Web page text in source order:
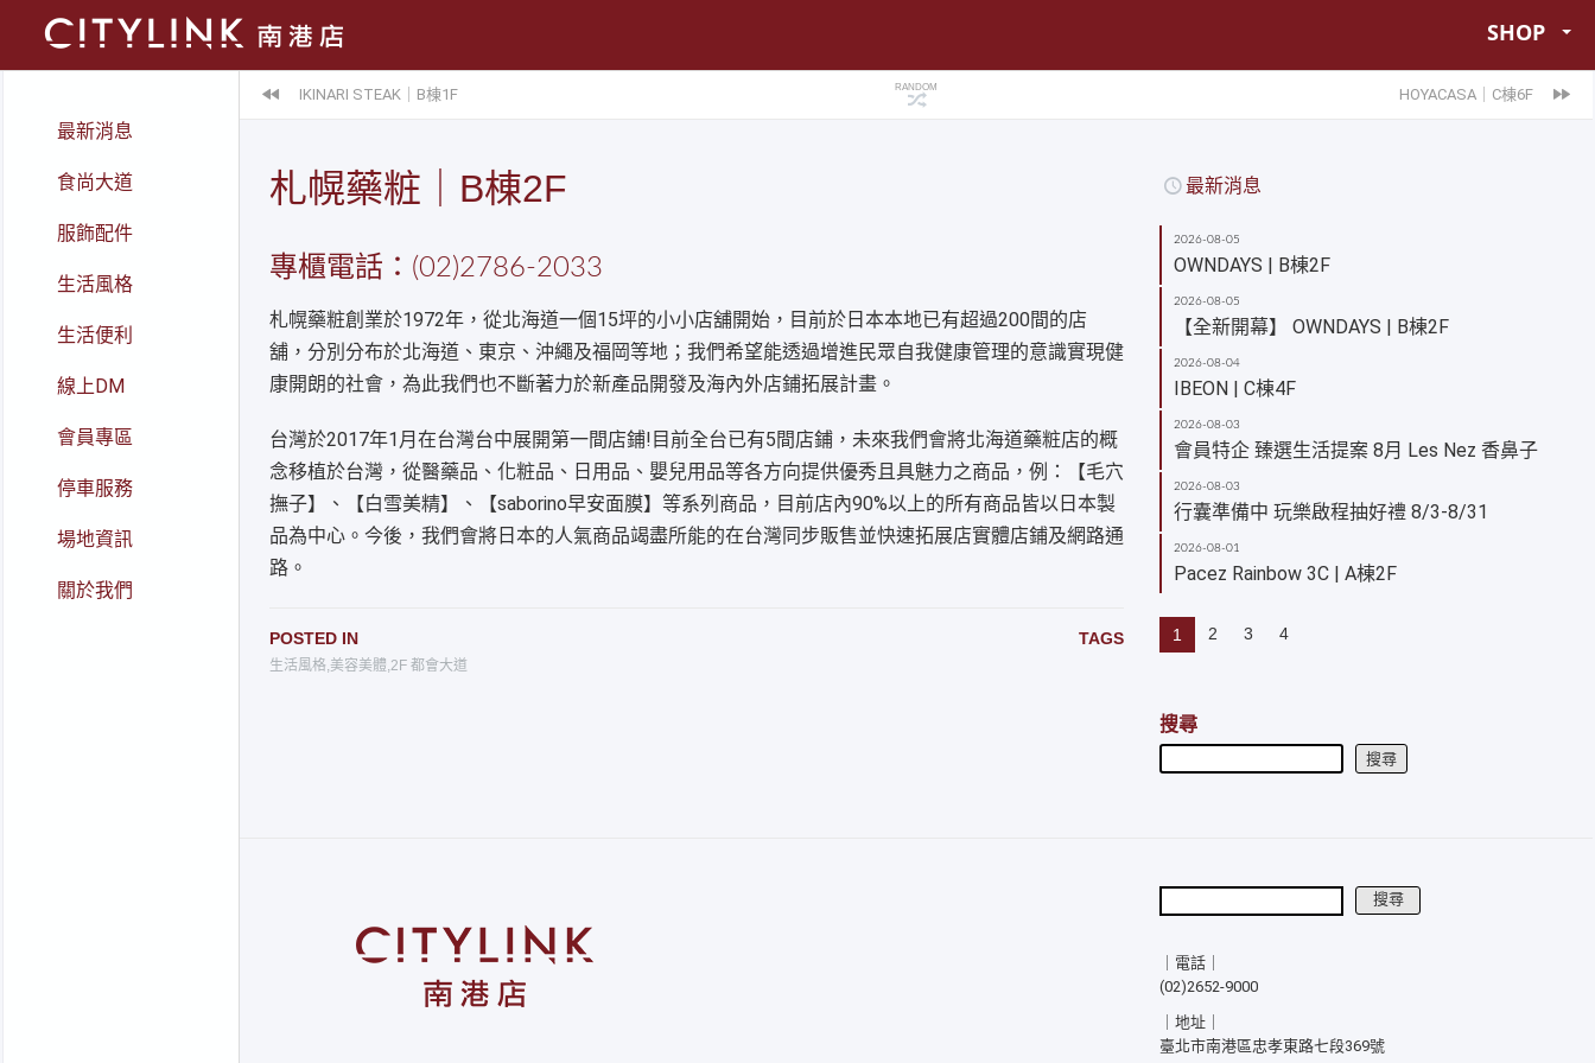
SHOP
最新消息
食尚大道
服飾配件
生活風格
生活便利
線上DM
會員專區
停車服務
場地資訊
關於我們
IKINARI STEAK｜B棟1F RANDOM HOYACASA｜C棟6F
札幌藥粧｜B棟2F
專櫃電話：(02)2786-2033
札幌藥粧創業於1972年，從北海道一個15坪的小小店舖開始，目前於日本本地已有超過200間的店
舖，分別分布於北海道、東京、沖繩及福岡等地；我們希望能透過增進民眾自我健康管理的意識實現健
康開朗的社會，為此我們也不斷著力於新產品開發及海內外店鋪拓展計畫。
台灣於2017年1月在台灣台中展開第一間店鋪!目前全台已有5間店鋪，未來我們會將北海道藥粧店的概
念移植於台灣，從醫藥品、化粧品、日用品、嬰兒用品等各方向提供優秀且具魅力之商品，例：【毛穴
撫子】、【白雪美精】、【saborino早安面膜】等系列商品，目前店內90%以上的所有商品皆以日本製
品為中心。今後，我們會將日本的人氣商品竭盡所能的在台灣同步販售並快速拓展店實體店鋪及網路通
路。
POSTED IN
生活風格,美容美體,2F 都會大道
TAGS
最新消息
2026-08-05
OWNDAYS | B棟2F
2026-08-05
【全新開幕】 OWNDAYS | B棟2F
2026-08-04
IBEON | C棟4F
2026-08-03
會員特企 臻選生活提案 8月 Les Nez 香鼻子
2026-08-03
行囊準備中 玩樂啟程抽好禮 8/3-8/31
2026-08-01
Pacez Rainbow 3C | A棟2F
1 2 3 4
搜尋
搜尋
搜尋
｜電話｜
(02)2652-9000
｜地址｜
臺北市南港區忠孝東路七段369號